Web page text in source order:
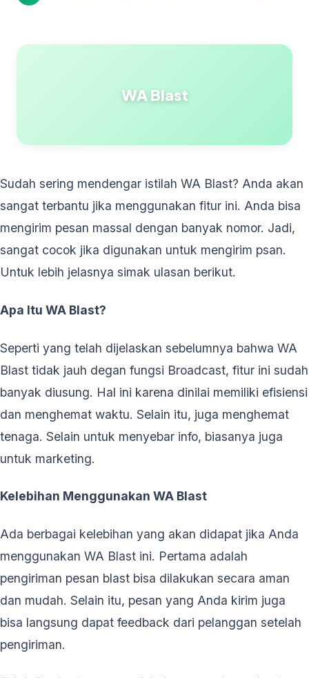
WA Blast
Sudah sering mendengar istilah WA Blast? Anda akan
sangat terbantu jika menggunakan fitur ini. Anda bisa
mengirim pesan massal dengan banyak nomor. Jadi,
sangat cocok jika digunakan untuk mengirim psan.
Untuk lebih jelasnya simak ulasan berikut.
Apa Itu WA Blast?
Seperti yang telah dijelaskan sebelumnya bahwa WA
Blast tidak jauh degan fungsi Broadcast, fitur ini sudah
banyak diusung. Hal ini karena dinilai memiliki efisiensi
dan menghemat waktu. Selain itu, juga menghemat
tenaga. Selain untuk menyebar info, biasanya juga
untuk marketing.
Kelebihan Menggunakan WA Blast
Ada berbagai kelebihan yang akan didapat jika Anda
menggunakan WA Blast ini. Pertama adalah
pengiriman pesan blast bisa dilakukan secara aman
dan mudah. Selain itu, pesan yang Anda kirim juga
bisa langsung dapat feedback dari pelanggan setelah
pengiriman.